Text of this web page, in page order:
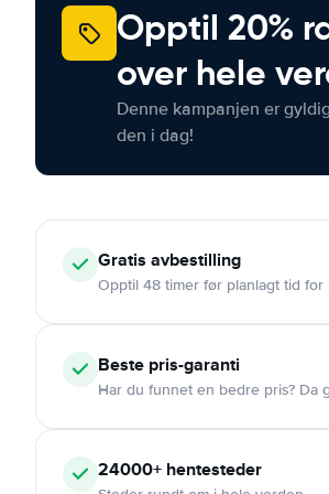
Opptil 20%
over hele
Denne kampanjen er
den i dag!
Gratis avbestilling
Opptil 48 timer før planlagt tid for
Beste pris-garanti
Har du funnet en bedre pris? Da
24000+ hentesteder